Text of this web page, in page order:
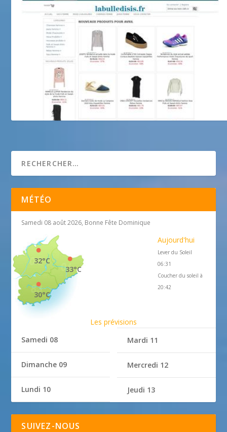
La Bulle d’Isis
MÉTÉO
Samedi 08 août 2026, Bonne Fête Dominique
33°C
32°C
30°C
Aujourd'hui
Lever du Soleil
06:31
Coucher du soleil à
20:42
Les prévisions
Samedi 08
Dimanche 09
Lundi 10
Mardi 11
Mercredi 12
Jeudi 13
SUIVEZ-NOUS